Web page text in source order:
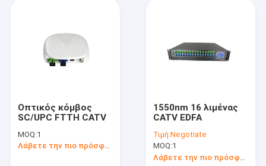
Οπτικός κόμβος
SC/UPC FTTH CATV
MOQ:1
Λάβετε την πιο πρόσφατη τιμή
1550nm 16 λιμένας
CATV EDFA
Τιμή:Negotiate
MOQ:1